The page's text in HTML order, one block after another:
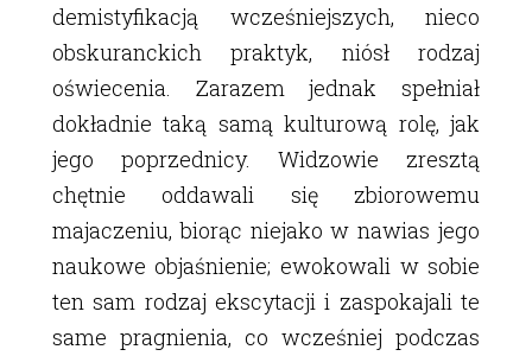
demistyfikacją wcześniejszych, nieco
obskuranckich praktyk, niósł rodzaj
oświecenia. Zarazem jednak spełniał
dokładnie taką samą kulturową rolę, jak
jego poprzednicy. Widzowie zresztą
chętnie oddawali się zbiorowemu
majaczeniu, biorąc niejako w nawias jego
naukowe objaśnienie; ewokowali w sobie
ten sam rodzaj ekscytacji i zaspokajali te
same pragnienia, co wcześniej podczas